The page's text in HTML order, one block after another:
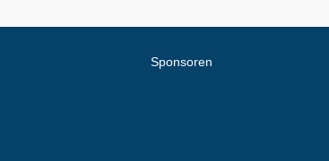
Sponsoren